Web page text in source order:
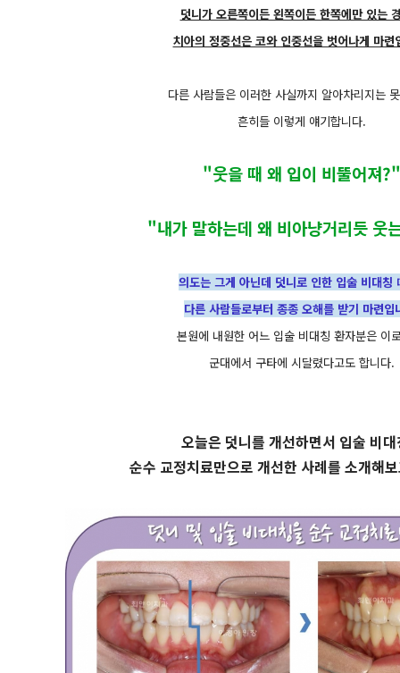
덧니가 오른쪽이든 왼쪽이든 한쪽에만 있는
치아의 정중선은 코와 인중선을 벗어나게 마련
다른 사람들은 이러한 사실까지 알아차리지는
흔히들 이렇게 얘기합니다.
"웃을 때 왜 입이 비뚤어져?"
"내가 말하는데 왜 비아냥거리듯 웃
의도는 그게 아닌데 덧니로 인한 입술 비대칭
다른 사람들로부터 종종 오해를 받기 마련입
본원에 내원한 어느 입술 비대칭 환자분은 이
군대에서 구타에 시달렸다고도 합니다.
오늘은 덧니를 개선하면서 입술 비
순수 교정치료만으로 개선한 사례를 소개해